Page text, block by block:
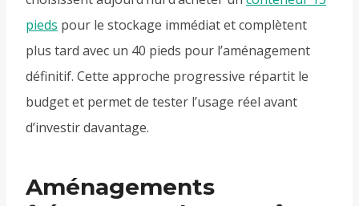
pieds pour le stockage immédiat et complètent
plus tard avec un 40 pieds pour l’aménagement
définitif. Cette approche progressive répartit le
budget et permet de tester l’usage réel avant
d’investir davantage.
Aménagements